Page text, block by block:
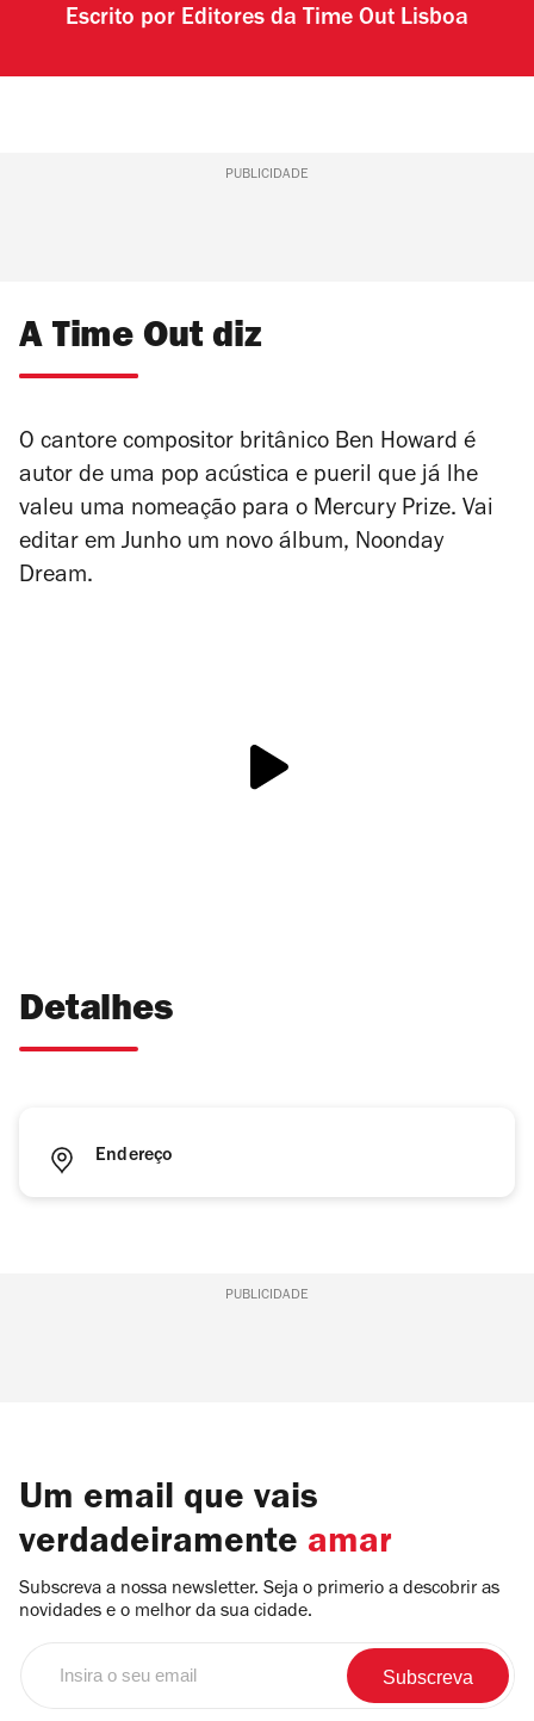
Escrito por Editores da Time Out Lisboa
PUBLICIDADE
A Time Out diz
O cantore compositor britânico Ben Howard é
autor de uma pop acústica e pueril que já lhe
valeu uma nomeação para o Mercury Prize. Vai
editar em Junho um novo álbum, Noonday
Dream.
Detalhes
Endereço
PUBLICIDADE
Um email que vais
verdadeiramente amar
Subscreva a nossa newsletter. Seja o primerio a descobrir as
novidades e o melhor da sua cidade.